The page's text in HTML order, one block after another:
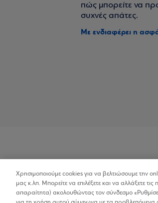
πώς μπορείτε να
συχνές απάτες.
Με ενδιαφέρει η
Προσβασιμότητα
Χρησιμοποιούμε cookies για να βελτιώσουμε την
μας κ.λπ. Μπορείτε να επιλέξετε και να αλλάξετε
απαραίτητα) ακολουθώντας τον σύνδεσμο